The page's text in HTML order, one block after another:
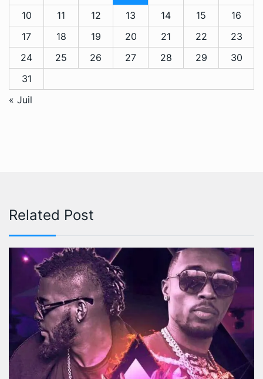
10
11 12 13 14 15
16
17
18 19 20 21 22
23
24
25 26 27 28 29
30
31
« Juil
Related Post